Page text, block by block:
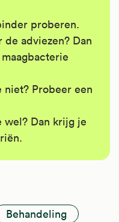
proberen.
adviezen? Dan
niet? Probeer een
wel? Dan krijg je
Behandeling